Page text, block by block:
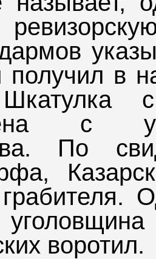
получил в
с
По
воротил.